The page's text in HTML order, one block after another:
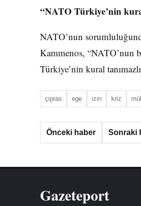
“NATO Türkiye’nin
NATO’nun
Kammenos, “NATO’nun
Türkiye’nin kural
çipras ege izin kriz
Önceki haber Sonraki
Gazeteport